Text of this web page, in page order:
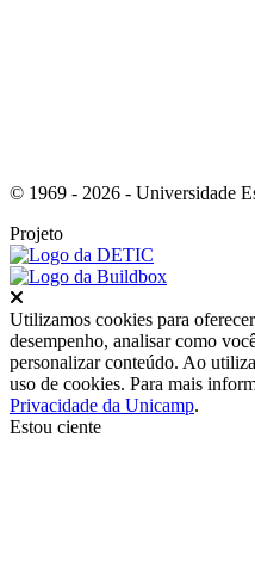
© 1969 - 2026 - Universidade
Projeto
Utilizamos cookies para
desempenho, analisar como
personalizar conteúdo. Ao
uso de cookies. Para mais
Privacidade da Unicamp.
Estou ciente